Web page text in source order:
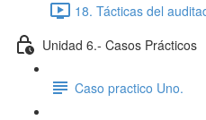
18. Tácticas del
Unidad 6.- Casos Prácticos
Caso practico Uno.